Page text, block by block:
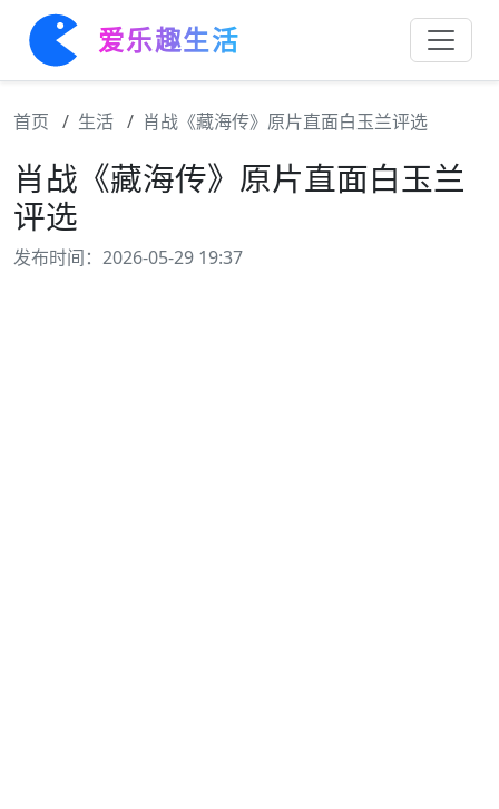
爱乐趣生活
首页 生活 肖战《藏海传》原片直面白玉兰评选
肖战《藏海传》原片直面白玉兰
评选
发布时间：2026-05-29 19:37